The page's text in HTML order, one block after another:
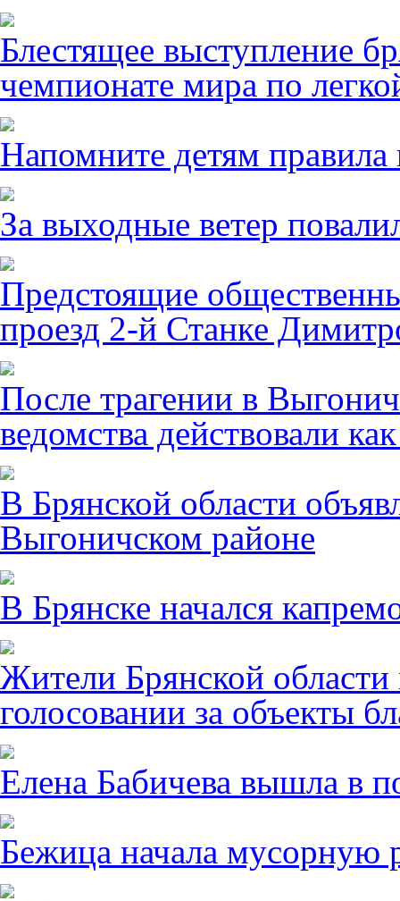
Блестящее выступление
чемпионате мира по
Напомните детям правила
За выходные ветер
Предстоящие
проезд 2-й Станке
После трагении в
ведомства действовали
В Брянской области
Выгоничском районе
В Брянске начался
Жители Брянской области
голосовании за объекты
Елена Бабичева вышла в
Бежица начала мусорную